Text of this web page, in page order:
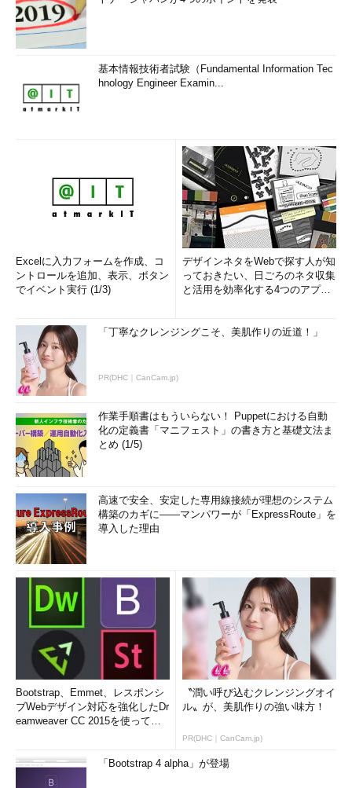
基本情報技術者試験（Fundamental Information Tec
hnology Engineer Examin...
Excelに入力フォームを作成、コ
ントロールを追加、表示、ボタン
でイベント実行 (1/3)
デザインネタをWebで探す人が知
っておきたい、日ごろのネタ収集
と活用を効率化する4つのアプリ
「丁寧なクレンジングこそ、美肌作りの近道！」
PR(DHC｜CanCam.jp)
作業手順書はもういらない！ Puppetにおける自動
化の定義書「マニフェスト」の書き方と基礎文法ま
とめ (1/5)
高速で安全、安定した専用線接続が理想のシステム
構築のカギに――マンパワーが「ExpressRoute」を
導入した理由
Bootstrap、Emmet、レスポンシ
ブWebデザイン対応を強化したDr
eamweaver CC 2015を使って
〝潤い呼び込むクレンジングオイ
ル〟が、美肌作りの強い味方！
PR(DHC｜CanCam.jp)
「Bootstrap 4 alpha」が登場